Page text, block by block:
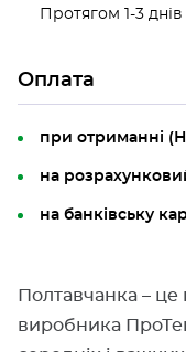
Протягом 1-3 днів
Оплата
при отриманні
на
на банківську
Полтавчанка – це
виробника